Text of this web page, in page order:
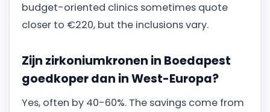
budget-oriented clinics sometimes quote
closer to €220, but the inclusions vary.
Zijn zirkoniumkronen in Boedapest
goedkoper dan in West-Europa?
Yes, often by 40-60%. The savings come from